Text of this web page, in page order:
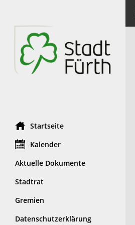
Startseite
Kalender
Aktuelle Dokumente
Stadtrat
Gremien
Datenschutzerklärung